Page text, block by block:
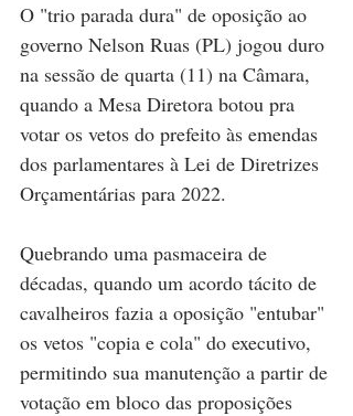
O "trio parada dura" de oposição ao
governo Nelson Ruas (PL) jogou duro
na sessão de quarta (11) na Câmara,
quando a Mesa Diretora botou pra
votar os vetos do prefeito às emendas
dos parlamentares à Lei de Diretrizes
Orçamentárias para 2022.
Quebrando uma pasmaceira de
décadas, quando um acordo tácito de
cavalheiros fazia a oposição "entubar"
os vetos "copia e cola" do executivo,
permitindo sua manutenção a partir de
votação em bloco das proposições